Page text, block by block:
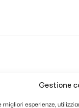
Gestione
migliori esperienze,